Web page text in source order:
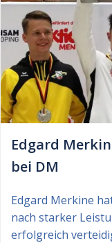
Edgard
bei DM
Edgard Merkine
nach starker
erfolgreich